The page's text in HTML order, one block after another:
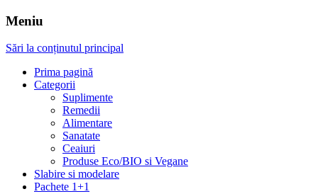
Meniu
Sări la conținutul principal
Prima pagină
Categorii
Suplimente
Remedii
Alimentare
Sanatate
Ceaiuri
Produse Eco/BIO si Vegane
Slabire si modelare
Pachete 1+1